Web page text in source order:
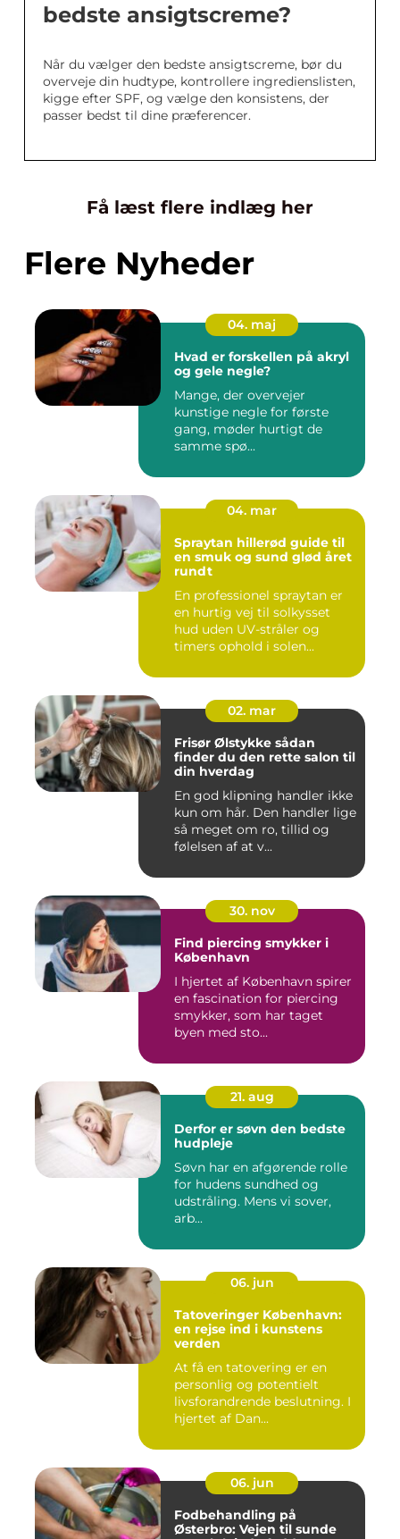
bedste ansigtscreme?
Når du vælger den bedste ansigtscreme, bør du
overveje din hudtype, kontrollere ingredienslisten,
kigge efter SPF, og vælge den konsistens, der
passer bedst til dine præferencer.
Få læst flere indlæg her
Flere Nyheder
04. maj
Hvad er forskellen på akryl
og gele negle?
Mange, der overvejer
kunstige negle for første
gang, møder hurtigt de
samme spø...
04. mar
Spraytan hillerød guide til
en smuk og sund glød året
rundt
En professionel spraytan er
en hurtig vej til solkysset
hud uden UV-stråler og
timers ophold i solen...
02. mar
Frisør Ølstykke sådan
finder du den rette salon til
din hverdag
En god klipning handler ikke
kun om hår. Den handler lige
så meget om ro, tillid og
følelsen af at v...
30. nov
Find piercing smykker i
København
I hjertet af København spirer
en fascination for piercing
smykker, som har taget
byen med sto...
21. aug
Derfor er søvn den bedste
hudpleje
Søvn har en afgørende rolle
for hudens sundhed og
udstråling. Mens vi sover,
arb...
06. jun
Tatoveringer København:
en rejse ind i kunstens
verden
At få en tatovering er en
personlig og potentielt
livsforandrende beslutning. I
hjertet af Dan...
06. jun
Fodbehandling på
Østerbro: Vejen til sunde